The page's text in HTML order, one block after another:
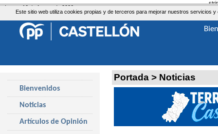
Este sitio web utiliza cookies propias y de terceros para mejorar nuestros servicios
Portada > Noticias
Bienvenidos
Noticias
Artículos de Opinión
Lunes, 10 de Agosto de 2026